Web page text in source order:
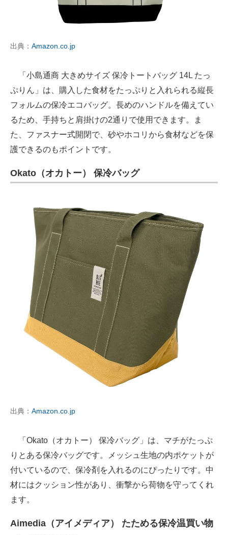
出典： Amazon.co.jp
「小島通商 大きめサイズ 保冷トートバッグ 14L たっ
ぷりん」は、購入した食材をたっぷりと入れられる縦長
フォルムの保冷エコバッグ。長めのハンドルを備えてい
るため、手持ちと肩掛けの2通りで使用できます。ま
た、ファスナー式開閉で、砂やホコリから食材などを保
護できるのもポイントです。
Okato（オカトー） 保冷バッグ
出典： Amazon.co.jp
「Okato（オカトー） 保冷バッグ」は、マチがたっぷ
りとある保冷バッグです。メッシュ生地の内ポケットが
付いているので、保冷剤を入れるのにぴったりです。中
材にはクッション性があり、衝撃から荷物を守ってくれ
ます。
Aimedia（アイメディア） たためる保冷温買い物